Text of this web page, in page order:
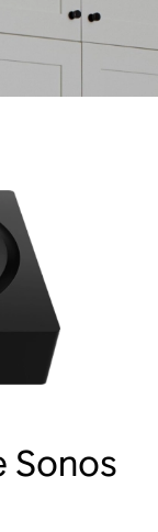
Sonos